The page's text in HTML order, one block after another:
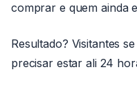
comprar e quem ainda
Resultado? Visitantes
precisar estar ali 24